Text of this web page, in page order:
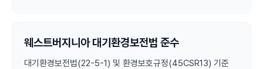
웨스트버지니아 대기환경보전법 준수
대기환경보전법(22-5-1) 및 환경보호규정(45CSR13) 기준